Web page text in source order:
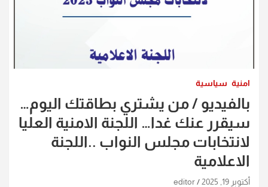
امنية سياسية
بالفيديو / من يشتري بطاقتك اليوم…
سيقرر عنك غدا… اللجنة الامنية العليا
لانتخابات مجلس النواب ..اللجنة
الاعلامية
أكتوبر 19, 2025 editor